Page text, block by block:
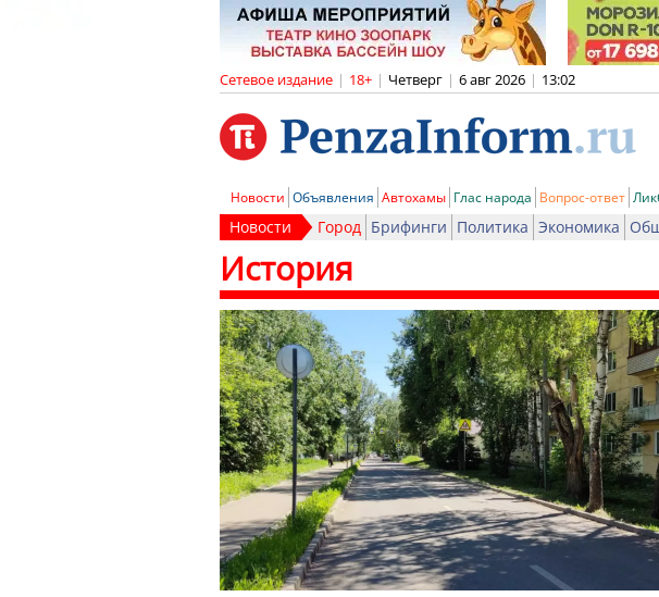
Сетевое издание | 18+ | Четверг | 6 авг 2026 | 13:02
Новости Объявления Автохамы Глас народа Вопрос-ответ
Новости Город Брифинги Политика Экономика
История